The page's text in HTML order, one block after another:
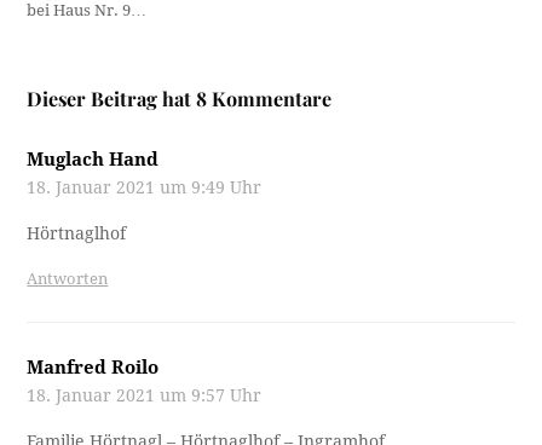
bei Haus Nr. 9…
Dieser Beitrag hat 8 Kommentare
Muglach Hand
18. Januar 2021 um 9:49 Uhr
Hörtnaglhof
Antworten
Manfred Roilo
18. Januar 2021 um 9:57 Uhr